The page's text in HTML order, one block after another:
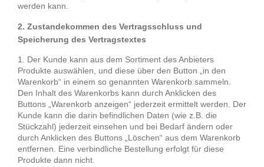
werden kann.
2. Zustandekommen des Vertragsschluss und
Speicherung des Vertragstextes
Der Kunde kann aus dem Sortiment des Anbieters
Produkte auswählen, und diese über den Button „in den
Warenkorb“ in einem so genannten Warenkorb sammeln.
Den Inhalt des Warenkorbs kann durch Anklicken des
Buttons „Warenkorb anzeigen“ jederzeit ermittelt werden. Der
Kunde kann die darin befindlichen Daten (wie z.B. die
Stückzahl) jederzeit einsehen und bei Bedarf ändern oder
durch Anklicken des Buttons „Löschen“ aus dem Warenkorb
entfernen. Eine verbindliche Bestellung erfolgt für diese
Produkte dann nicht.